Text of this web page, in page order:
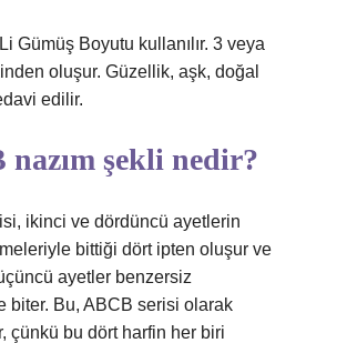
Gümüş Boyutu kullanılır. 3 veya
oluşur. Güzellik, aşk, doğal
edilir.
nazım şekli nedir?
ikinci ve dördüncü ayetlerin
bittiği dört ipten oluşur ve
ayetler benzersiz
biter. Bu, ABCB serisi olarak
çünkü bu dört harfin her biri